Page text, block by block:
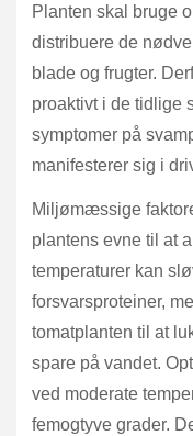
Planten skal bruge
distribuere de
blade og frugter.
proaktivt i de tidlige
symptomer på
manifesterer sig i
Miljømæssige
plantens evne til at
temperaturer kan
forsvarsproteiner,
tomatplanten til at
spare på vandet.
ved moderate
femogtyve grader.